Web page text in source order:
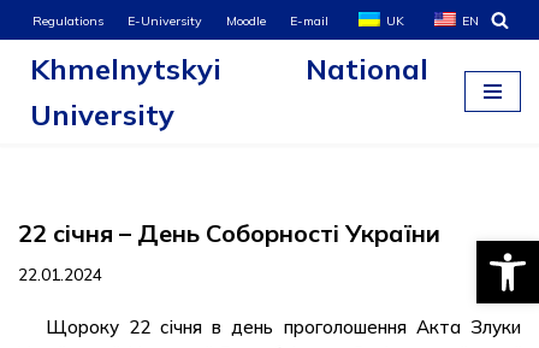
Skip
content
Regulations E-University Moodle E-mail UK EN
Khmelnytskyi National
University
22 січня – День Соборності України
22.01.2024
Щороку 22 січня в день проголошення Акта Злуки